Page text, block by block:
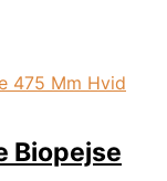
Biopejse